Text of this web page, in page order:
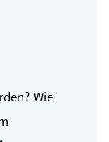
Wie